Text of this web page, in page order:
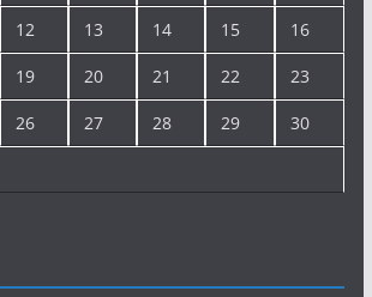
12 13 14 15 16
19 20 21 22 23
26 27 28 29 30